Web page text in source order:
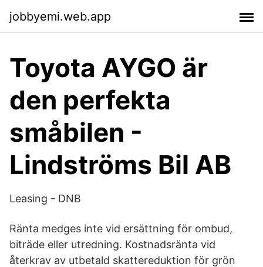
jobbyemi.web.app
Toyota AYGO är
den perfekta
småbilen -
Lindströms Bil AB
Leasing - DNB
Ränta medges inte vid ersättning för ombud,
biträde eller utredning. Kostnadsränta vid
återkrav av utbetald skattereduktion för grön